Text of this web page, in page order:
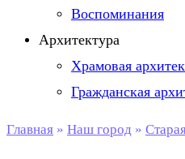
Воспоминания
Архитектура
Храмовая
Гражданская
Главная » Наш город »